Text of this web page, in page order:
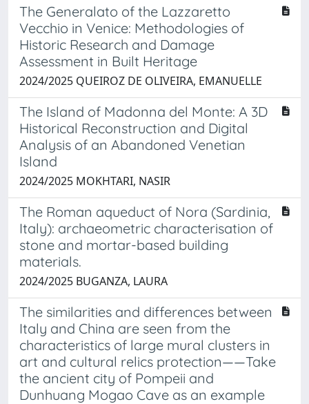
The Generalato of the Lazzaretto
Vecchio in Venice: Methodologies of
Historic Research and Damage
Assessment in Built Heritage
2024/2025 QUEIROZ DE OLIVEIRA, EMANUELLE
The Island of Madonna del Monte: A 3D
Historical Reconstruction and Digital
Analysis of an Abandoned Venetian
Island
2024/2025 MOKHTARI, NASIR
The Roman aqueduct of Nora (Sardinia,
Italy): archaeometric characterisation of
stone and mortar-based building
materials.
2024/2025 BUGANZA, LAURA
The similarities and differences between
Italy and China are seen from the
characteristics of large mural clusters in
art and cultural relics protection——Take
the ancient city of Pompeii and
Dunhuang Mogao Cave as an example